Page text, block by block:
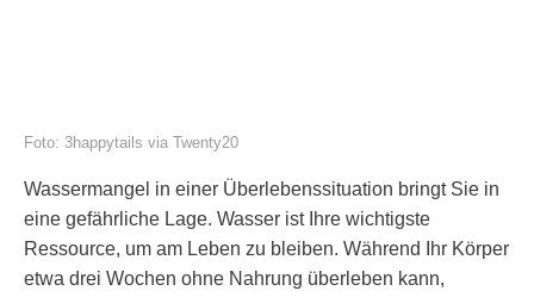
Foto: 3happytails via Twenty20
Wassermangel in einer Überlebenssituation bringt Sie in
eine gefährliche Lage. Wasser ist Ihre wichtigste
Ressource, um am Leben zu bleiben. Während Ihr Körper
etwa drei Wochen ohne Nahrung überleben kann,